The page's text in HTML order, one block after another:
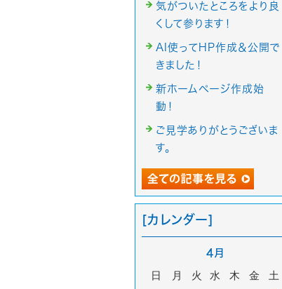
気がついたところをより良
くして参ります！
AI使ってHP作成＆公開で
きました！
新ホームページ作成始
動！
ご見学ありがとうございま
す。
[カレンダー]
4月
日 月 火 水 木 金 土